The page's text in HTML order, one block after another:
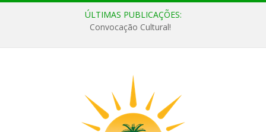
ÚLTIMAS PUBLICAÇÕES:
Convocação Cultural!